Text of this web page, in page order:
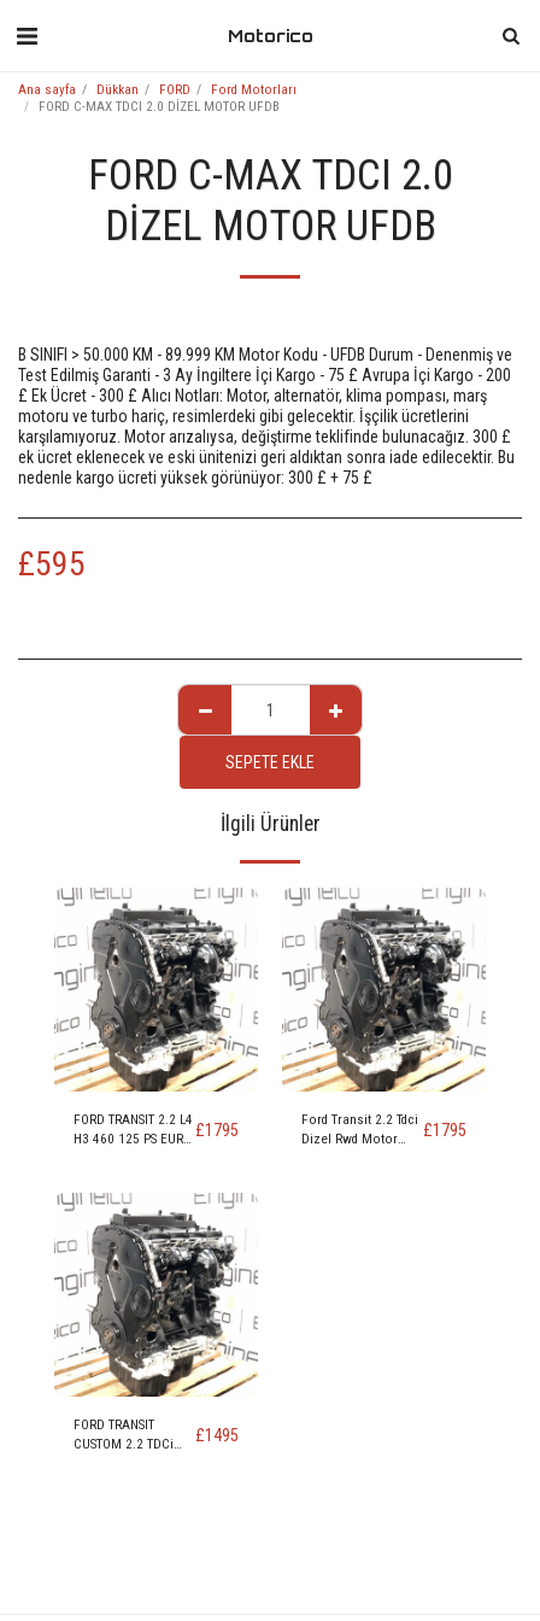
Motorico
Ana sayfa Dükkan FORD
Ford Motorları
FORD C-MAX TDCI 2.0 DİZEL MOTOR UFDB
FORD C-MAX TDCI 2.0
DİZEL MOTOR UFDB
B SINIFI > 50.000 KM - 89.999 KM Motor Kodu - UFDB Durum - Denenmiş ve
Test Edilmiş Garanti - 3 Ay İngiltere İçi Kargo - 75 £ Avrupa İçi Kargo - 200
£ Ek Ücret - 300 £ Alıcı Notları: Motor, alternatör, klima pompası, marş
motoru ve turbo hariç, resimlerdeki gibi gelecektir. İşçilik ücretlerini
karşılamıyoruz. Motor arızalıysa, değiştirme teklifinde bulunacağız. 300 £
ek ücret eklenecek ve eski ünitenizi geri aldıktan sonra iade edilecektir. Bu
nedenle kargo ücreti yüksek görünüyor: 300 £ + 75 £
£595
SEPETE EKLE
İlgili Ürünler
FORD TRANSIT 2.2 L4
H3 460 125 PS EURO
Kopyala
£1795
Ford Transit 2.2 Tdci
Dizel Rwd Motor
£1795
FORD TRANSIT
CUSTOM 2.2 TDCi
£1495